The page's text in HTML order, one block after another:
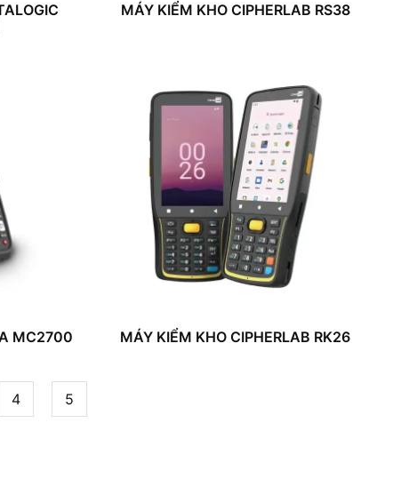
MÁY KIỂM KHO CIPHERLAB RS38
MC2700 MÁY KIỂM KHO CIPHERLAB RK26
4 5